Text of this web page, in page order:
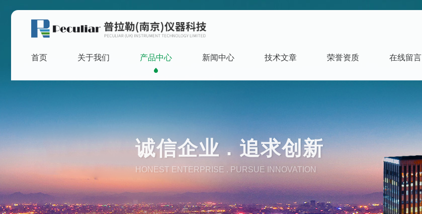
首页 关于我们 产品中心 新闻中心 技术文章 荣誉资质 在线留言
诚信企业 . 追求创新
HONEST ENTERPRISE . PURSUE INNOVATION